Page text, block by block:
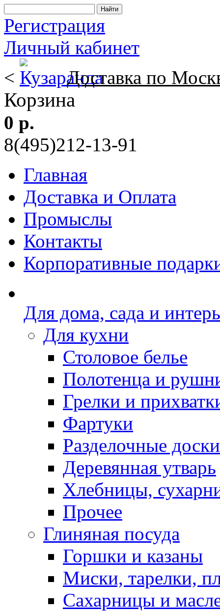
Регистрация
Личный кабинет
<
Доставка по
Корзина
0 р.
8(495)212-13-91
Главная
Доставка и Оплата
Промыслы
Контакты
Корпоративные
Для дома, сада и
Для кухни
Столовое белье
Полотенца и
Грелки и
Фартуки
Разделочные доски
Деревянная утварь
Хлебницы,
Прочее
Глиняная посуда
Горшки и казаны
Миски, тарелки,
Сахарницы и